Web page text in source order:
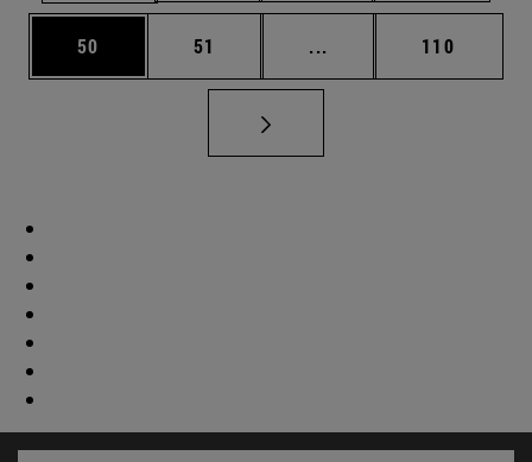
Página
50 Página
51 ... Páginas intermedias
Página
110